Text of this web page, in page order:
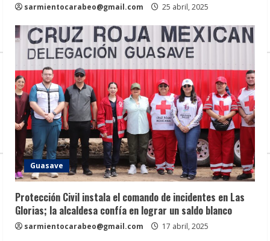
sarmientocarabeo@gmail.com 25 abril, 2025
Guasave
Protección Civil instala el comando de incidentes en Las
Glorias; la alcaldesa confía en lograr un saldo blanco
sarmientocarabeo@gmail.com 17 abril, 2025